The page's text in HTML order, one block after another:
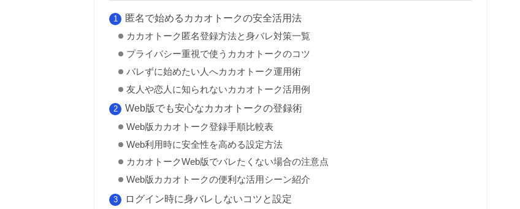
匿名で始めるカカオトークの安全活用法
カカオトーク匿名登録方法と身バレ対策一覧
プライバシー重視で使うカカオトークのコツ
バレずに始めたい人へカカオトーク運用術
友人や恋人に知られないカカオトーク活用例
Web版でも安心なカカオトークの登録術
Web版カカオトーク登録手順比較表
Web利用時に安全性を高める設定方法
カカオトークWeb版でバレたくない場合の注意点
Web版カカオトークの便利な活用シーン紹介
ログイン時に身バレしないコツと設定